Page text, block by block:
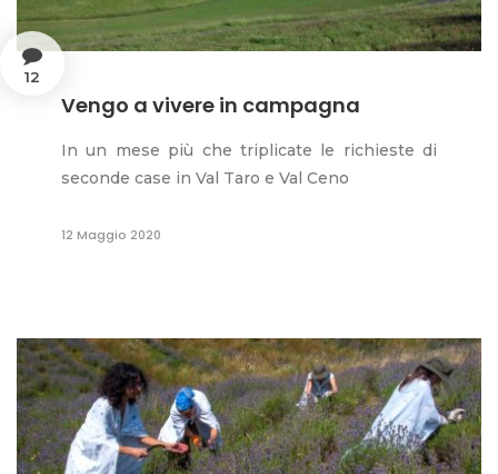
12
Vengo a vivere in campagna
In un mese più che triplicate le richieste di
seconde case in Val Taro e Val Ceno
12 Maggio 2020